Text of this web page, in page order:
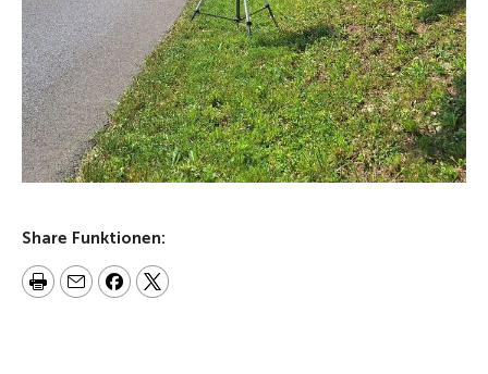
Share Funktionen: